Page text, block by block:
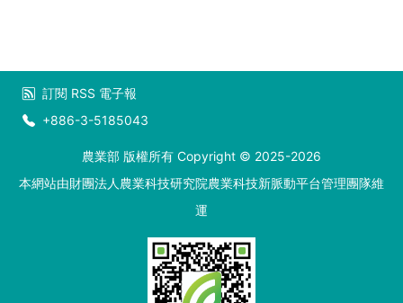
訂閱 RSS 電子報
+886-3-5185043
農業部 版權所有 Copyright © 2025-2026
本網站由財團法人農業科技研究院農業科技新脈動平台管理團隊維
運